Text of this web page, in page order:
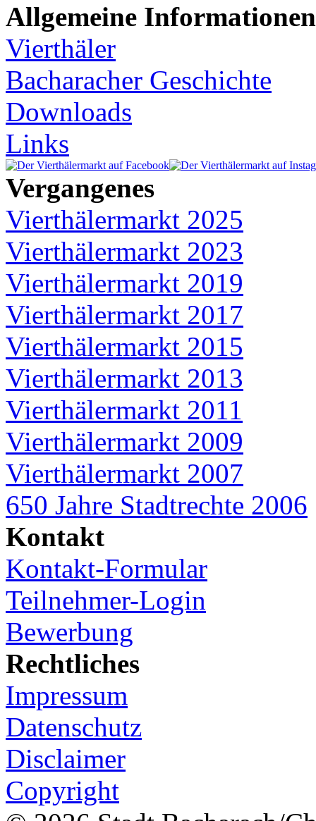
Allgemeine Informationen
Vierthäler
Bacharacher Geschichte
Downloads
Links
Vergangenes
Vierthälermarkt 2025
Vierthälermarkt 2023
Vierthälermarkt 2019
Vierthälermarkt 2017
Vierthälermarkt 2015
Vierthälermarkt 2013
Vierthälermarkt 2011
Vierthälermarkt 2009
Vierthälermarkt 2007
650 Jahre Stadtrechte 2006
Kontakt
Kontakt-Formular
Teilnehmer-Login
Bewerbung
Rechtliches
Impressum
Datenschutz
Disclaimer
Copyright